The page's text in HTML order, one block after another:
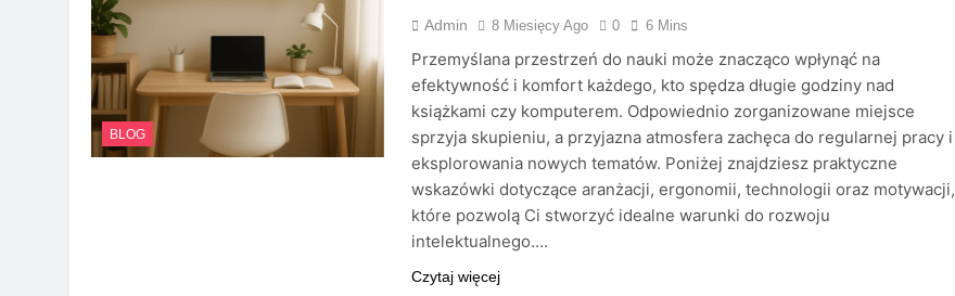
BLOG
Admin 8 Miesięcy Ago 0 6 Mins
Przemyślana przestrzeń do nauki może znacząco wpłynąć na
efektywność i komfort każdego, kto spędza długie godziny nad
książkami czy komputerem. Odpowiednio zorganizowane miejsce
sprzyja skupieniu, a przyjazna atmosfera zachęca do regularnej pracy i
eksplorowania nowych tematów. Poniżej znajdziesz praktyczne
wskazówki dotyczące aranżacji, ergonomii, technologii oraz motywacji,
które pozwolą Ci stworzyć idealne warunki do rozwoju
intelektualnego….
Czytaj więcej